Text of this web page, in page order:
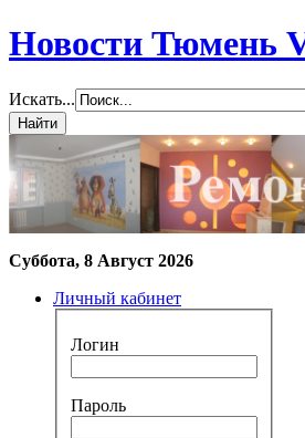
Новости Тюмень
Искать...
Суббота, 8 Август 2026
Личный кабинет
Логин
Пароль